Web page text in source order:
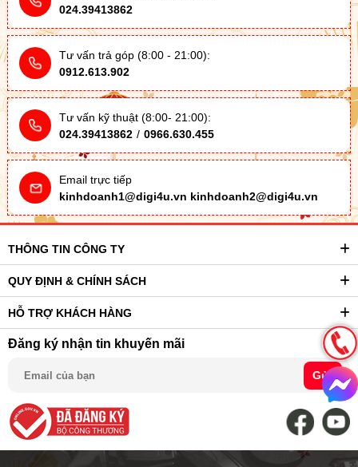
024.39413862
Tư vấn trả góp (8:00 - 21:00):
0912.613.902
Tư vấn kỹ thuật (8:00- 21:00):
024.39413862 / 0966.630.455
Email trực tiếp
kinhdoanh1@digi4u.vn kinhdoanh2@digi4u.vn
THÔNG TIN CÔNG TY
QUY ĐỊNH & CHÍNH SÁCH
HỖ TRỢ KHÁCH HÀNG
Đăng ký nhận tin khuyến mãi
Gửi